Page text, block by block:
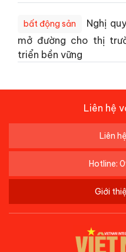
bất động sản
Nghị
mở đường cho thị
triển bền vững
Liên hệ
Liên
Hotline:
Giới